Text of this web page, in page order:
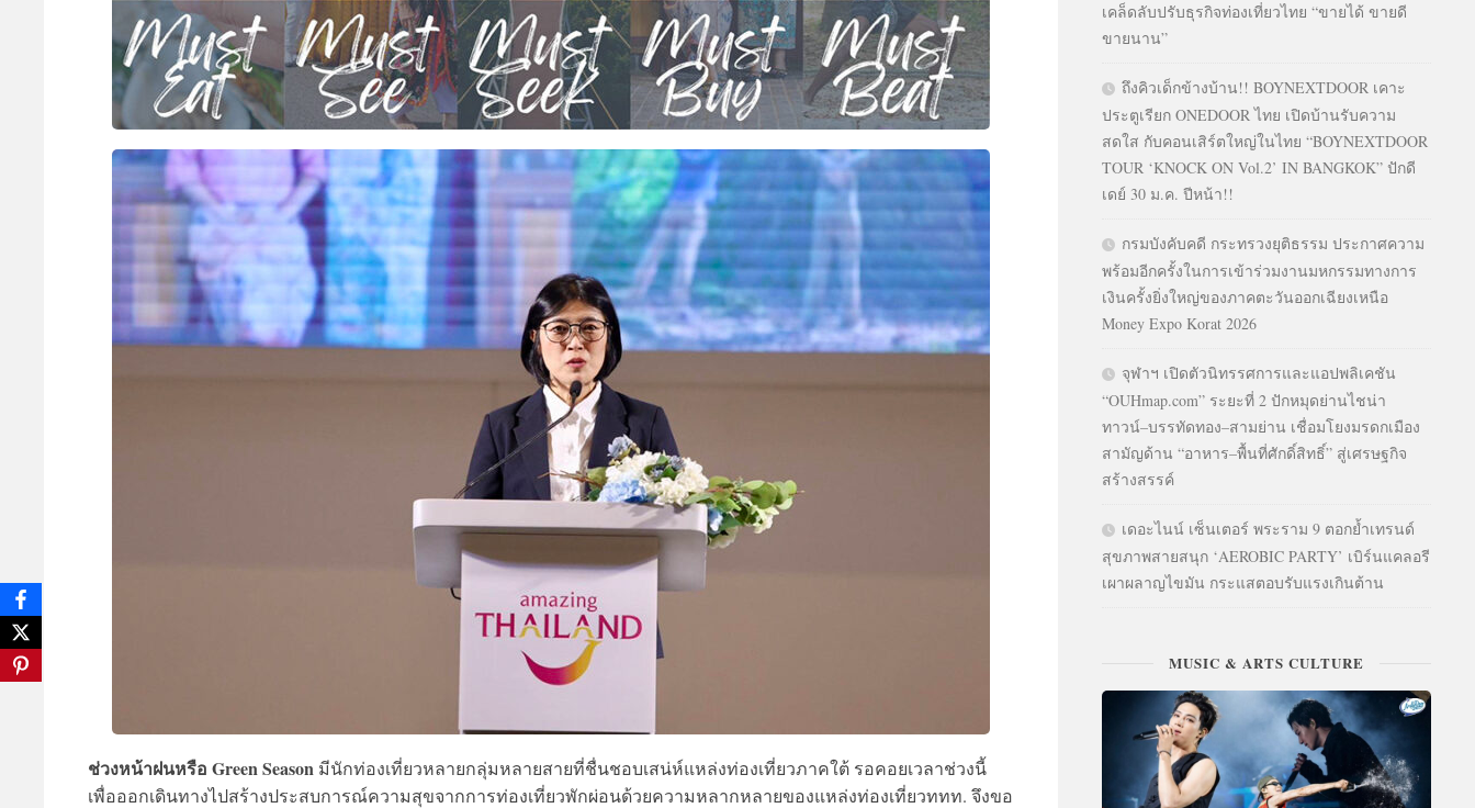
ช่วงหน้าฝนหรือ Green Season มีนักท่องเที่ยวหลายกลุ่มหลายสายที่ชื่นชอบเสน่ห์แหล่งท่องเที่ยวภาคใต้ รอคอยเวลาช่วงนี้
เพื่อออกเดินทางไปสร้างประสบการณ์ความสุขจากการท่องเที่ยวพักผ่อนด้วยความหลากหลายของแหล่งท่องเที่ยวททท. จึงขอ
เคล็ดลับปรับธุรกิจท่องเที่ยวไทย “ขายได้ ขายดี
ขายนาน”
ถึงคิวเด็กข้างบ้าน!! BOYNEXTDOOR เคาะ
ประตูเรียก ONEDOOR ไทย เปิดบ้านรับความ
สดใส กับคอนเสิร์ตใหญ่ในไทย “BOYNEXTDOOR
TOUR ‘KNOCK ON Vol.2’ IN BANGKOK” ปักดี
เดย์ 30 ม.ค. ปีหน้า!!
กรมบังคับคดี กระทรวงยุติธรรม ประกาศความ
พร้อมอีกครั้งในการเข้าร่วมงานมหกรรมทางการ
เงินครั้งยิ่งใหญ่ของภาคตะวันออกเฉียงเหนือ
Money Expo Korat 2026
จุฬาฯ เปิดตัวนิทรรศการและแอปพลิเคชัน
“OUHmap.com” ระยะที่ 2 ปักหมุดย่านไชน่า
ทาวน์–บรรทัดทอง–สามย่าน เชื่อมโยงมรดกเมือง
สามัญด้าน “อาหาร–พื้นที่ศักดิ์สิทธิ์” สู่เศรษฐกิจ
สร้างสรรค์
เดอะไนน์ เซ็นเตอร์ พระราม 9 ตอกย้ำเทรนด์
สุขภาพสายสนุก ‘AEROBIC PARTY’ เบิร์นแคลอรี
เผาผลาญไขมัน กระแสตอบรับแรงเกินต้าน
MUSIC & ARTS CULTURE